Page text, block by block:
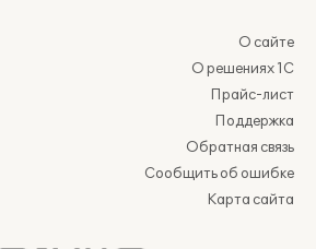
О сайте
О решениях 1С
Прайс-лист
Поддержка
Обратная связь
Сообщить об ошибке
Карта сайта